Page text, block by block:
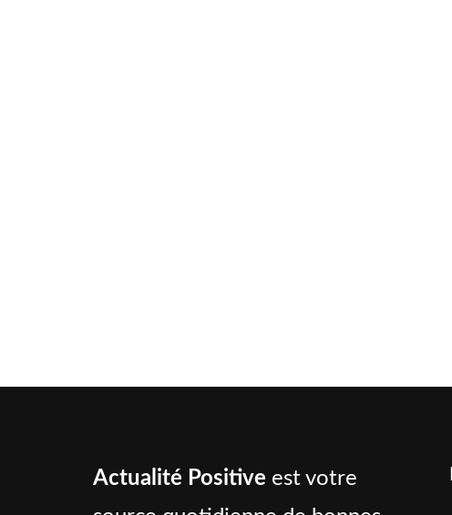
Actualité Positive est votre